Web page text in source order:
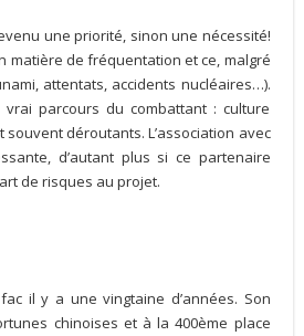
une priorité, sinon une nécessité!
matière de fréquentation et ce, malgré
attentats, accidents nucléaires…).
parcours du combattant : culture
déroutants. L’association avec
d’autant plus si ce partenaire
de risques au projet.
il y a une vingtaine d’années. Son
chinoises et à la 400ème place